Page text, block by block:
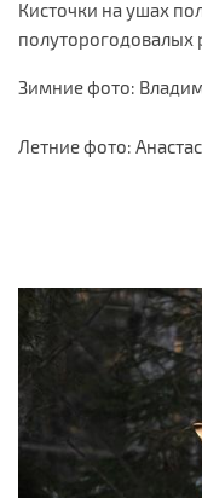
Кисточки на ушах
полуторогодовалых
Зимние фото:
Летние фото: